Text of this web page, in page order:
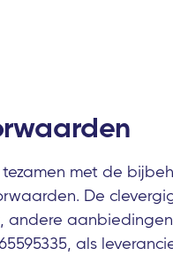
met de
De
als